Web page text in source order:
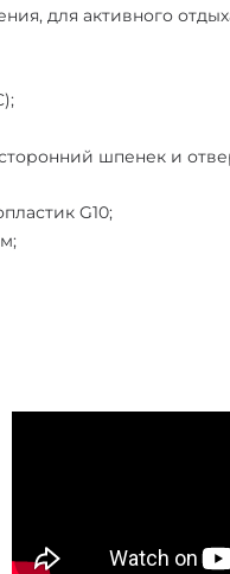
для активного
шпенек и
G10;